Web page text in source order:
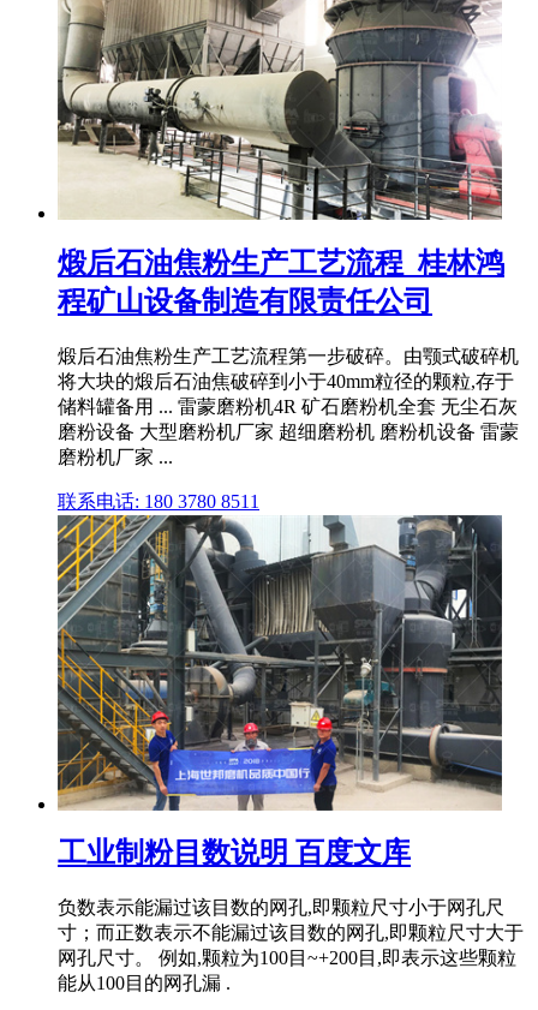
煅后石油焦粉生产工艺流程_桂林鸿
程矿山设备制造有限责任公司
煅后石油焦粉生产工艺流程第一步破碎。由颚式破碎机
将大块的煅后石油焦破碎到小于40mm粒径的颗粒,存于
储料罐备用 ... 雷蒙磨粉机4R 矿石磨粉机全套 无尘石灰
磨粉设备 大型磨粉机厂家 超细磨粉机 磨粉机设备 雷蒙
磨粉机厂家 ...
联系电话: 180 3780 8511
工业制粉目数说明 百度文库
负数表示能漏过该目数的网孔,即颗粒尺寸小于网孔尺
寸；而正数表示不能漏过该目数的网孔,即颗粒尺寸大于
网孔尺寸。 例如,颗粒为100目~+200目,即表示这些颗粒
能从100目的网孔漏 .